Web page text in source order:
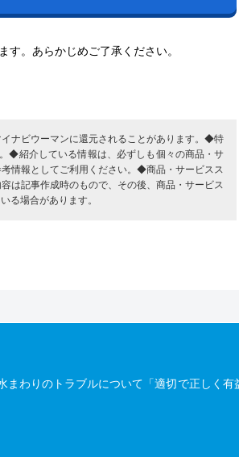
。あらかじめご了承ください。
ナビウーマンに還元されることがあります。◆特
◆紹介している情報は、必ずしも個々の商品・サ
情報としてご利用ください。◆商品・サービスス
は記事作成時のもので、その後、商品・サービス
る場合があります。
わりのトラブルについて「適切で正しく有